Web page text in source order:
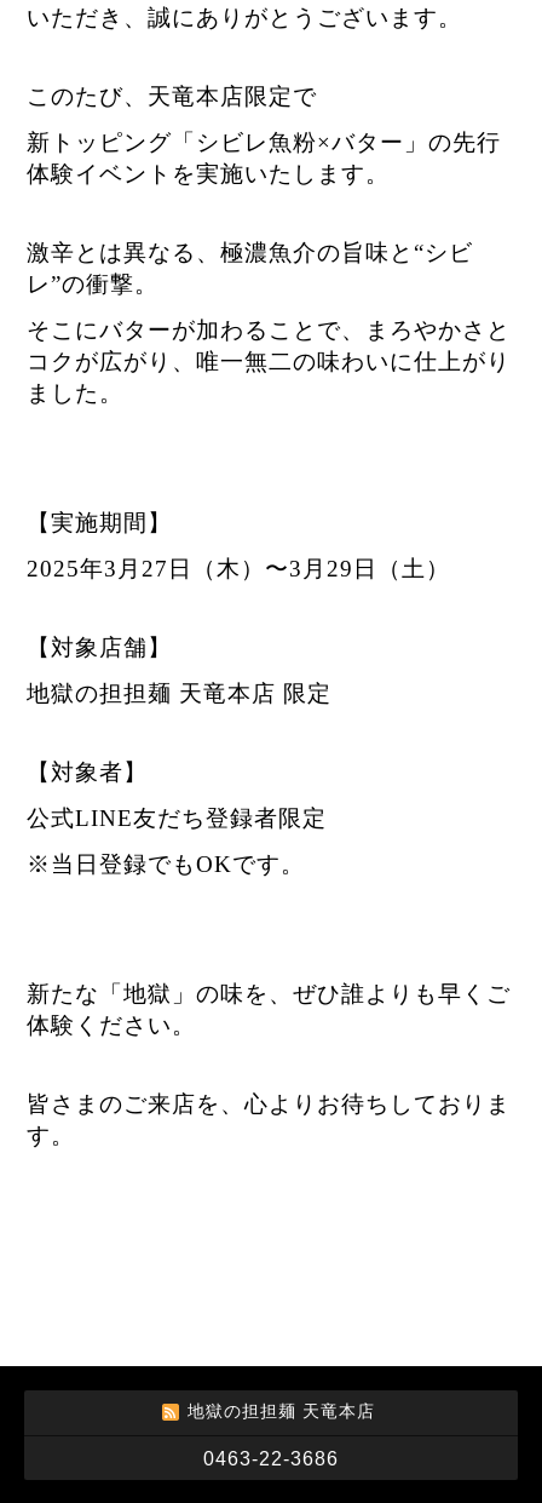
いただき、誠にありがとうございます。
このたび、天竜本店限定で
新トッピング「シビレ魚粉×バター」の先行
体験イベントを実施いたします。
激辛とは異なる、極濃魚介の旨味と“シビ
レ”の衝撃。
そこにバターが加わることで、まろやかさと
コクが広がり、唯一無二の味わいに仕上がり
ました。
【実施期間】
2025年3月27日（木）〜3月29日（土）
【対象店舗】
地獄の担担麺 天竜本店 限定
【対象者】
公式LINE友だち登録者限定
※当日登録でもOKです。
新たな「地獄」の味を、ぜひ誰よりも早くご
体験ください。
皆さまのご来店を、心よりお待ちしておりま
す。
地獄の担担麺 天竜本店
0463-22-3686